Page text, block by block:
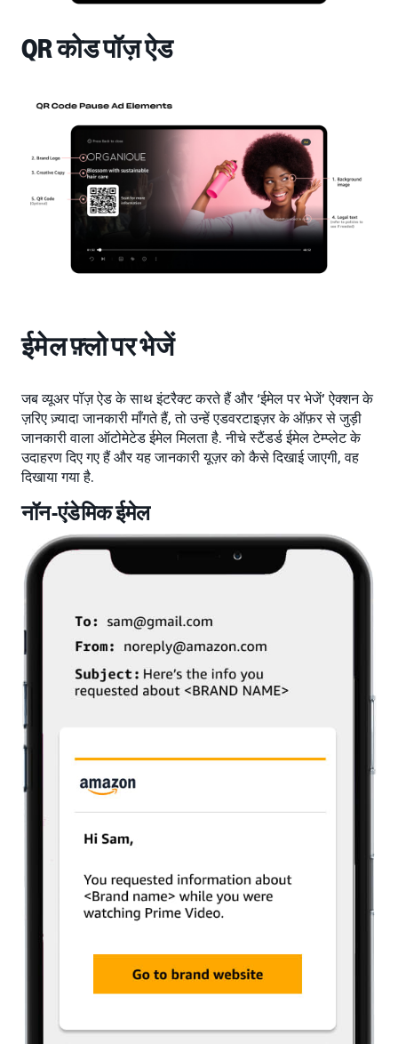
QR कोड पॉज़ ऐड
ईमेल फ़्लो पर भेजें
जब व्यूअर पॉज़ ऐड के साथ इंटरैक्ट करते हैं और ‘ईमेल पर भेजें’ ऐक्शन के
ज़रिए ज़्यादा जानकारी माँगते हैं, तो उन्हें एडवरटाइज़र के ऑफ़र से जुड़ी
जानकारी वाला ऑटोमेटेड ईमेल मिलता है. नीचे स्टैंडर्ड ईमेल टेम्प्लेट के
उदाहरण दिए गए हैं और यह जानकारी यूज़र को कैसे दिखाई जाएगी, वह
दिखाया गया है.
नॉन-एंडेमिक ईमेल